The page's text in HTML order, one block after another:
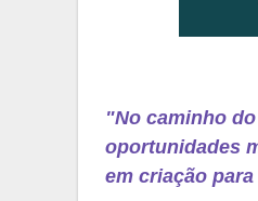
"No caminho
oportunidades
em criação